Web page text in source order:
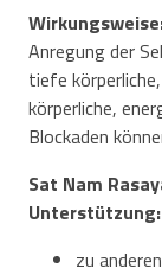
Anregung der
tiefe
körperliche,
Blockaden
Sat Nam
Unterstützung:
zu